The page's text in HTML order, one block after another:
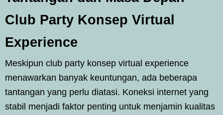
Club Party Konsep Virtual
Experience
Meskipun club party konsep virtual experience
menawarkan banyak keuntungan, ada beberapa
tantangan yang perlu diatasi. Koneksi internet yang
stabil menjadi faktor penting untuk menjamin kualitas